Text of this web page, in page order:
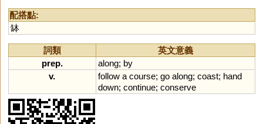
配搭點:
缽
詞類
英文意義
prep.
along; by
v.
follow a course; go along; coast; hand
down; continue; conserve